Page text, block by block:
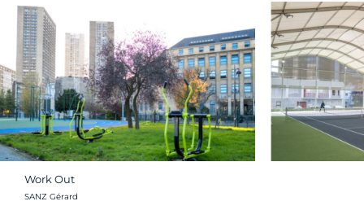
Work Out
Crédit photo :
SANZ Gérard